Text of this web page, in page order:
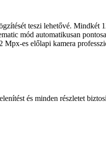
teszi lehetővé.
mód automatikusan
es előlapi kamera
és minden részletet